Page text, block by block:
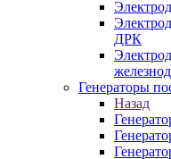
ДРК
Генераторы
Назад